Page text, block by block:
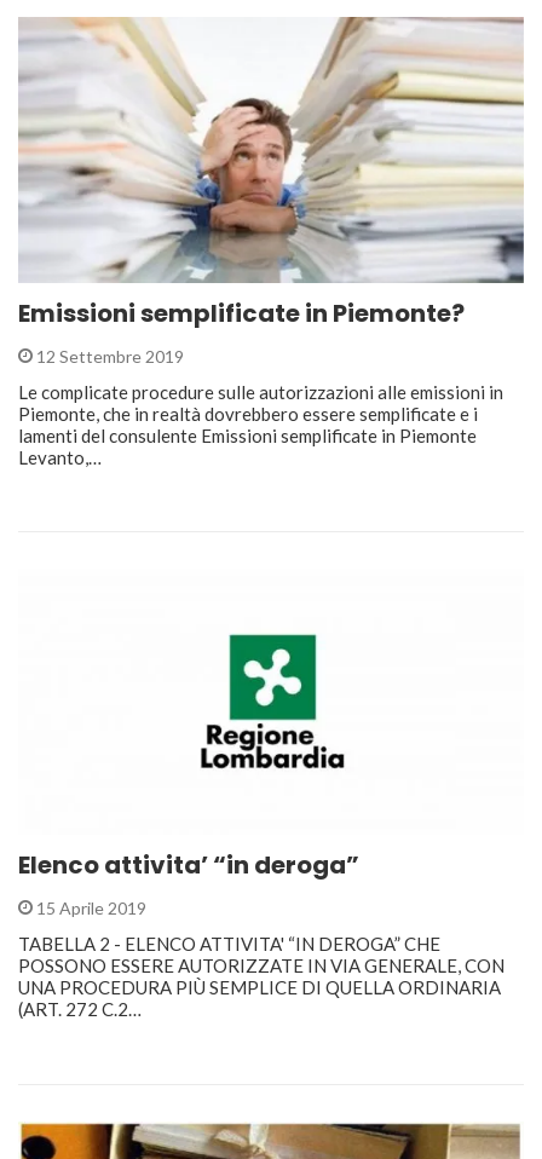
Emissioni semplificate in Piemonte?
12 Settembre 2019
Le complicate procedure sulle autorizzazioni alle emissioni in
Piemonte, che in realtà dovrebbero essere semplificate e i
lamenti del consulente Emissioni semplificate in Piemonte
Levanto,…
Elenco attivita’ “in deroga”
15 Aprile 2019
TABELLA 2 - ELENCO ATTIVITA' “IN DEROGA” CHE
POSSONO ESSERE AUTORIZZATE IN VIA GENERALE, CON
UNA PROCEDURA PIÙ SEMPLICE DI QUELLA ORDINARIA
(ART. 272 C.2…